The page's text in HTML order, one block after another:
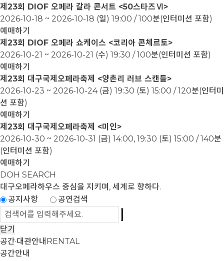
제23회 DIOF 오페라 갈라 콘서트 <50스타즈Ⅵ>
2026-10-18 ~ 2026-10-18 (일) 19:00 / 100분(인터미션 포함)
예매하기
제23회 DIOF 오페라 쇼케이스 <코리아 콘체르토>
2026-10-21 ~ 2026-10-21 (수) 19:30 / 100분(인터미션 포함)
예매하기
제23회 대구국제오페라축제 <양촌리 러브 스캔들>
2026-10-23 ~ 2026-10-24 (금) 19:30 (토) 15:00 / 120분(인터미
션 포함)
예매하기
제23회 대구국제오페라축제 <미인>
2026-10-30 ~ 2026-10-31 (금) 14:00, 19:30 (토) 15:00 / 140분
(인터미션 포함)
예매하기
DOH SEARCH
대구오페라하우스 중심을 지키며, 세계로 향하다.
공지사항
공연검색
닫기
공간·대관안내 RENTAL
공간안내